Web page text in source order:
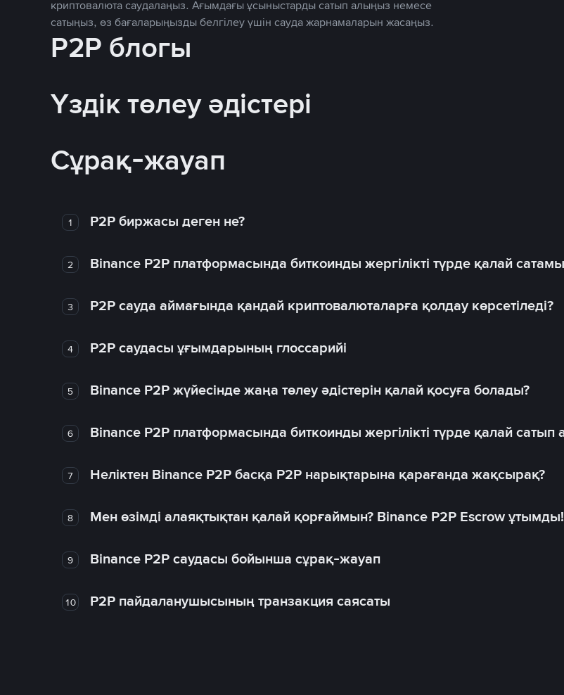
криптовалюта саудалаңыз. Ағымдағы ұсыныстарды сатып алыңыз немесе
сатыңыз, өз бағаларыңызды белгілеу үшін сауда жарнамаларын жасаңыз.
P2P блогы
Үздік төлеу әдістері
Сұрақ-жауап
1 P2P биржасы деген не?
2 Binance P2P платформасында биткоинды жергілікті түрде қалай
3 P2P сауда аймағында қандай криптовалюталарға қолдау көрсетіледі?
4 P2P саудасы ұғымдарының глоссарийі
5 Binance P2P жүйесінде жаңа төлеу әдістерін қалай қосуға болады?
6 Binance P2P платформасында биткоинды жергілікті түрде қалай сатып
7 Неліктен Binance P2P басқа P2P нарықтарына қарағанда жақсырақ?
8 Мен өзімді алаяқтықтан қалай қорғаймын? Binance P2P Escrow ұтымды!
9 Binance P2P саудасы бойынша сұрақ-жауап
10 P2P пайдаланушысының транзакция саясаты